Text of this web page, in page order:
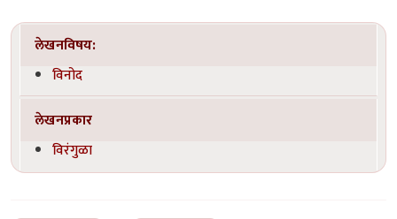
लेखनविषय:
विनोद
लेखनप्रकार
विरंगुळा